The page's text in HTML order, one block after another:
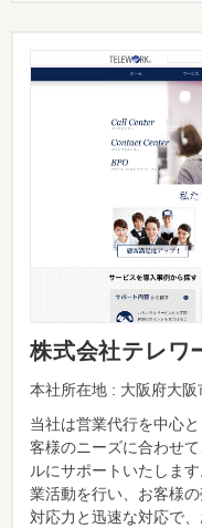
株式会社テレワ
本社所在地 : 大阪府大
当社は営業代行を中心
客様のニーズに合わせ
ルにサポートいたしま
業活動を行い、お客様
対応力と迅速な対応で